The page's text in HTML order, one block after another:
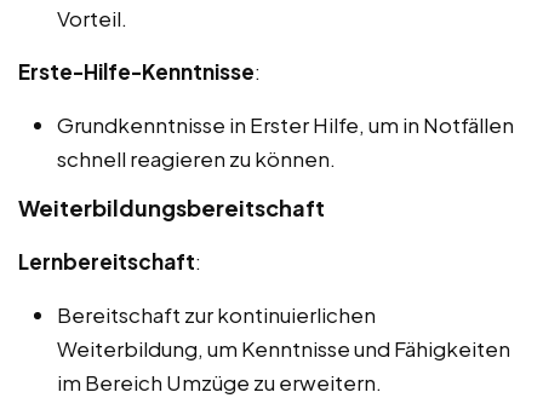
Vorteil.
Erste-Hilfe-Kenntnisse:
Grundkenntnisse in Erster Hilfe, um in Notfällen
schnell reagieren zu können.
Weiterbildungsbereitschaft
Lernbereitschaft:
Bereitschaft zur kontinuierlichen
Weiterbildung, um Kenntnisse und Fähigkeiten
im Bereich Umzüge zu erweitern.